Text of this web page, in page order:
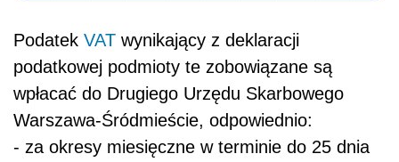
Podatek VAT wynikający z deklaracji
podatkowej podmioty te zobowiązane są
wpłacać do Drugiego Urzędu Skarbowego
Warszawa-Śródmieście, odpowiednio:
- za okresy miesięczne w terminie do 25 dnia